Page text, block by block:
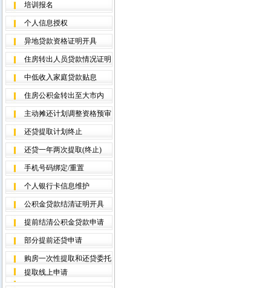
培训报名
个人信息授权
异地贷款资格证明开具
住房转出人员贷款情况证明
中低收入家庭贷款贴息
住房公积金转出至大市内
主动摊还计划调整资格预审
还贷提取计划终止
还贷一年两次提取(终止)
手机号码绑定/重置
个人银行卡信息维护
公积金贷款结清证明开具
提前结清公积金贷款申请
部分提前还贷申请
购房一次性提取和还贷委托
提取线上申请